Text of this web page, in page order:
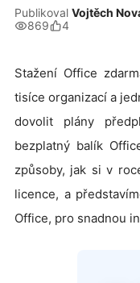
Publikoval Vojtěch
869
4
Stažení Office
tisíce organizací a
dovolit plány
bezplatný balík
způsoby, jak si v
licence, a
Office, pro snadnou